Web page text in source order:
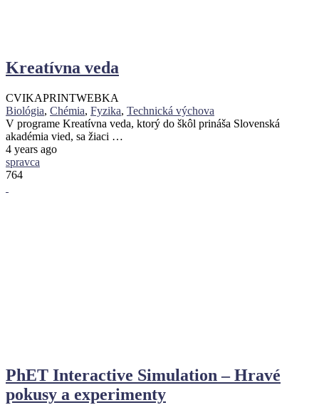
Kreatívna veda
CVIKAPRINTWEBKA
Biológia, Chémia, Fyzika, Technická výchova
V programe Kreatívna veda, ktorý do škôl prináša Slovenská
akadémia vied, sa žiaci …
4 years ago
spravca
764
PhET Interactive Simulation – Hravé
pokusy a experimenty